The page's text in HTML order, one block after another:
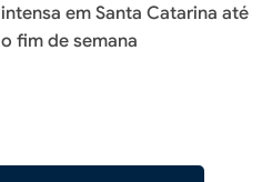
intensa em Santa Catarina até
o fim de semana